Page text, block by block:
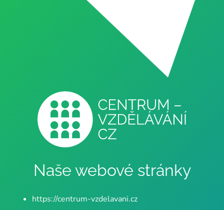
Naše webové stránky
https://centrum-vzdelavani.cz